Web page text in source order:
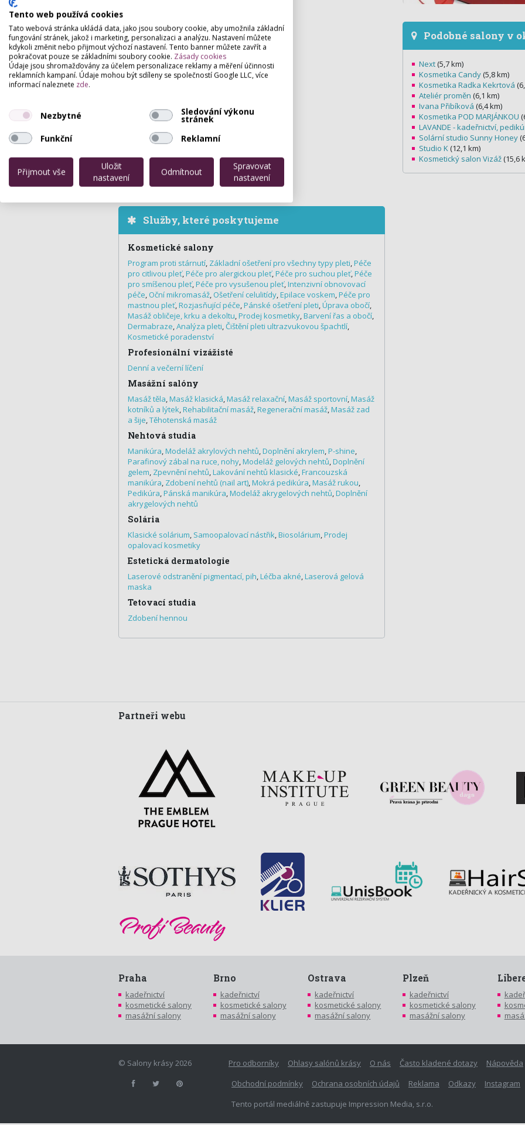
Služby, které poskytujeme
Kosmetické salony
Program proti stárnutí, Základní ošetření pro všechny typy pleti,Péče
pro citlivou pleť,Péče pro alergickou pleť,Péče pro suchou pleť,Péče
pro smíšenou pleť,Péče pro vysušenou pleť,Intenzivní obnovovací
péče, Oční mikromasáž, Ošetření celulitídy,Epilace voskem,Péče pro
mastnou pleť,Rozjasňující péče,Pánské ošetření pleti,Úprava obočí,
Masáž obličeje, krku a dekoltu,Prodej kosmetiky,Barvení řas a obočí,
Dermabraze,Analýza pleti,Čištění pleti ultrazvukovou špachtlí,
Kosmetické poradenství
Profesionální vizážisté
Denní a večerní líčení
Masážní salóny
Masáž těla,Masáž klasická,Masáž relaxační,Masáž sportovní,Masáž
kotníků a lýtek,Rehabilitační masáž,Regenerační masáž,Masáž zad
a šije,Těhotenská masáž
Nehtová studia
Manikúra,Modeláž akrylových nehtů,Doplnění akrylem,P-shine,
Parafinový zábal na ruce, nohy,Modeláž gelových nehtů,Doplnění
gelem, Zpevnění nehtů,Lakování nehtů klasické,Francouzská
manikúra, Zdobení nehtů (nail art),Mokrá pedikúra,Masáž rukou,
Pedikúra,Pánská manikúra,Modeláž akrygelových nehtů,Doplnění
akrygelových nehtů
Solária
Klasické solárium, Samoopalovací nástřik,Biosolárium,Prodej
opalovací kosmetiky
Estetická dermatologie
Laserové odstranění pigmentací, pih,Léčba akné,Laserová gelová
maska
Tetovací studia
Zdobení hennou
Podobné salony v
Next (5,7 km)
Kosmetika Candy (5,8 km)
Kosmetika Radka Kekrtová
Ateliér proměn (6,1 km)
Ivana Přibíková (6,4 km)
Kosmetika POD MARJÁNKOU
LAVANDE - kadeřnictví,
Solární studio Sunny Honey
Studio K (12,1 km)
Kosmetický salon Vizáž (15,6
Partneři webu
Praha
kadeřnictví
kosmetické salony
masážní salony
Brno
kadeřnictví
kosmetické salony
masážní salony
Ostrava
kadeřnictví
kosmetické salony
masážní salony
Plzeň
kadeřnictví
kosmetické salony
masážní salony
Pro odborníky Ohlasy salónů krásy O nás Často kladené dotazy
Nápověda
Obchodní podmínky
Ochrana osobních údajů Reklama Odkazy
Instagram
Tento portál mediálně zastupuje Impression Media, s.r.o.
© Salony krásy 2026
Tento web používá cookies
Tato webová stránka ukládá data, jako jsou soubory cookie, aby umožnila základní
fungování stránek, jakož i marketing, personalizaci a analýzu. Nastavení můžete
kdykoli změnit nebo přijmout výchozí nastavení. Tento banner můžete zavřít a
pokračovat pouze se základními soubory cookie. Zásady cookies
Údaje jsou shromažďovány za účelem personalizace reklamy a měření účinnosti
reklamních kampaní. Údaje mohou být sdíleny se společností Google LLC, více
informací naleznete zde.
Nezbytné Sledování výkonu
stránek
Funkční
Reklamní
Přijmout vše
Uložit
nastavení
Odmítnout
Spravovat
nastavení